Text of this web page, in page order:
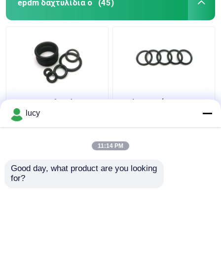
epdm δαχτυλίδια ο (45)
70-80 η σκληρότητα
EPDM Ο χτυπά τη
μαύρη χαμηλή
Μαύρη συνήθειας
στολισμάτων χημική
lucy
11:14 PM
Good day, what product are you looking
for?